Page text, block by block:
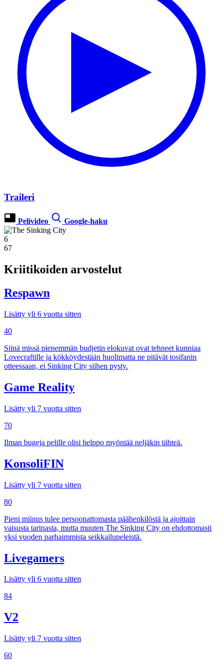
Traileri
Pelivideo Google-haku
6
67
Kriitikoiden arvostelut
Respawn
Lisätty yli 6 vuotta sitten
40
Siinä missä pienemmän budjetin elokuvat ovat tehneet kunniaa
Lovecraftille ja kökköydestään huolimatta ne pitävät tosifanin
otteessaan, ei Sinking City siihen pysty.
Game Reality
Lisätty yli 7 vuotta sitten
70
Ilman bugeja pelille olisi helppo myöntää neljäkin tähteä.
KonsoliFIN
Lisätty yli 7 vuotta sitten
80
Pieni miinus tulee persoonattomasta päähenkilöstä ja ajoittain
vaisusta tarinasta, mutta muuten The Sinking City on ehdottomasti
yksi vuoden parhaimmista seikkailupeleistä.
Livegamers
Lisätty yli 6 vuotta sitten
84
V2
Lisätty yli 7 vuotta sitten
60